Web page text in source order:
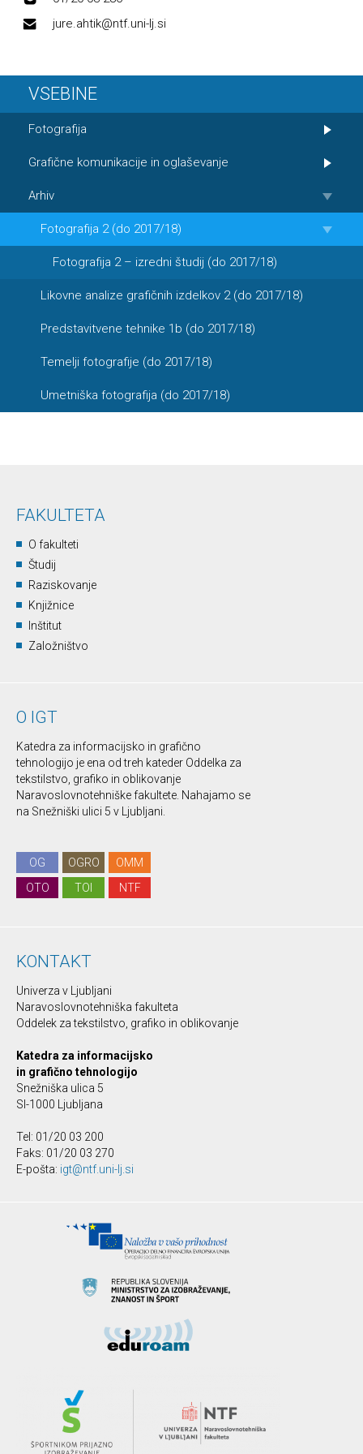
jure.ahtik@ntf.uni-lj.si
VSEBINE
Fotografija
Grafične komunikacije in oglaševanje
Arhiv
Fotografija 2 (do 2017/18)
Fotografija 2 – izredni študij (do 2017/18)
Likovne analize grafičnih izdelkov 2 (do 2017/18)
Predstavitvene tehnike 1b (do 2017/18)
Temelji fotografije (do 2017/18)
Umetniška fotografija (do 2017/18)
FAKULTETA
O fakulteti
Študij
Raziskovanje
Knjižnice
Inštitut
Založništvo
O IGT
Katedra za informacijsko in grafično
tehnologijo je ena od treh kateder Oddelka za
tekstilstvo, grafiko in oblikovanje
Naravoslovnotehniške fakultete. Nahajamo se
na Snežniški ulici 5 v Ljubljani.
OG OGRO
OMM
OTO
TOI NTF
KONTAKT
Univerza v Ljubljani
Naravoslovnotehniška fakulteta
Oddelek za tekstilstvo, grafiko in oblikovanje
Katedra za informacijsko
in grafično tehnologijo
Snežniška ulica 5
SI-1000 Ljubljana
Tel: 01/20 03 200
Faks: 01/20 03 270
E-pošta: igt@ntf.uni-lj.si